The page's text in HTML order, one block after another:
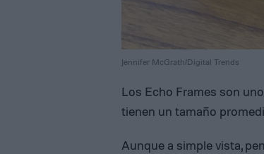
Jennifer McGrath/Digital Trends
Los Echo Frames son
tienen un tamaño
Aunque a simple vista,